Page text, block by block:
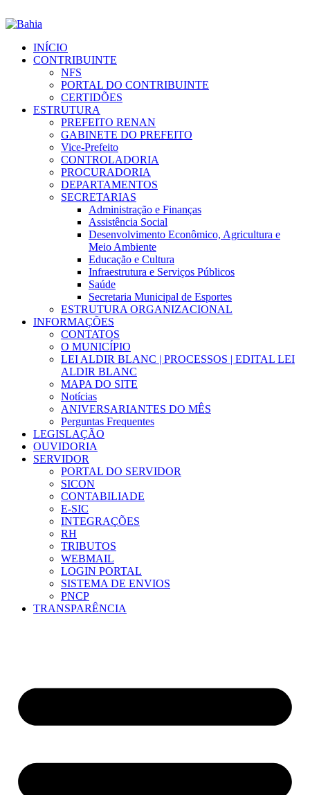
INÍCIO
CONTRIBUINTE
NFS
PORTAL DO CONTRIBUINTE
CERTIDÕES
ESTRUTURA
PREFEITO RENAN
GABINETE DO PREFEITO
Vice-Prefeito
CONTROLADORIA
PROCURADORIA
DEPARTAMENTOS
SECRETARIAS
Administração e Finanças
Assistência Social
Desenvolvimento Econômico, Agricultura e
Meio Ambiente
Educação e Cultura
Infraestrutura e Serviços Públicos
Saúde
Secretaria Municipal de Esportes
ESTRUTURA ORGANIZACIONAL
INFORMAÇÕES
CONTATOS
O MUNICÍPIO
LEI ALDIR BLANC | PROCESSOS | EDITAL LEI
ALDIR BLANC
MAPA DO SITE
Notícias
ANIVERSARIANTES DO MÊS
Perguntas Frequentes
LEGISLAÇÃO
OUVIDORIA
SERVIDOR
PORTAL DO SERVIDOR
SICON
CONTABILIADE
E-SIC
INTEGRAÇÕES
RH
TRIBUTOS
WEBMAIL
LOGIN PORTAL
SISTEMA DE ENVIOS
PNCP
TRANSPARÊNCIA